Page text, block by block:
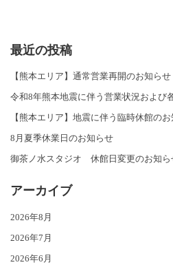
最近の投稿
【熊本エリア】通常営業再開のお知らせ
令和8年熊本地震に伴う営業状況および
【熊本エリア】地震に伴う臨時休館の
8月夏季休業日のお知らせ
御茶ノ水スタジオ 休館日変更のお知ら
アーカイブ
2026年8月
2026年7月
2026年6月